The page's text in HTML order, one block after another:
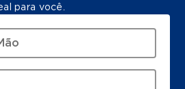
para você.